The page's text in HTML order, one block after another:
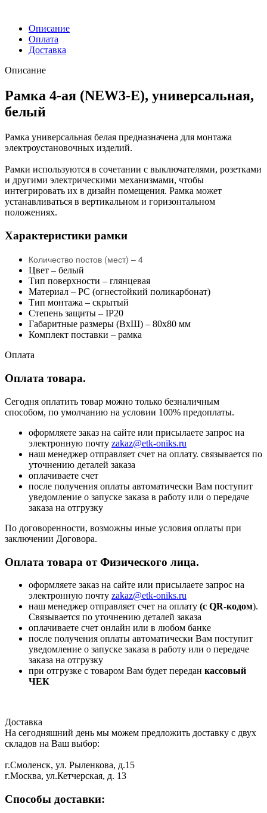
Описание
Оплата
Доставка
Описание
Рамка 4-ая (NEW3-E), универсальная,
белый
Рамка универсальная белая предназначена для монтажа
электроустановочных изделий.
Рамки используются в сочетании с выключателями, розетками
и другими электрическими механизмами, чтобы
интегрировать их в дизайн помещения. Рамка может
устанавливаться в вертикальном и горизонтальном
положениях.
Характеристики рамки
Количество постов (мест) – 4
Цвет – белый
Тип поверхности – глянцевая
Материал – PC (огнестойкий поликарбонат)
Тип монтажа – скрытый
Степень защиты – IP20
Габаритные размеры (ВхШ) – 80х80 мм
Комплект поставки – рамка
Оплата
Оплата товара.
Сегодня оплатить товар можно только безналичным
способом, по умолчанию на условии 100% предоплаты.
оформляете заказ на сайте или присылаете запрос на
электронную почту zakaz@etk-oniks.ru
наш менеджер отправляет счет на оплату. связывается по
уточнению деталей заказа
оплачиваете счет
после получения оплаты автоматически Вам поступит
уведомление о запуске заказа в работу или о передаче
заказа на отгрузку
По договоренности, возможны иные условия оплаты при
заключении Договора.
Оплата товара от Физического лица.
оформляете заказ на сайте или присылаете запрос на
электронную почту zakaz@etk-oniks.ru
наш менеджер отправляет счет на оплату (с QR-кодом).
Связывается по уточнению деталей заказа
оплачиваете счет онлайн или в любом банке
после получения оплаты автоматически Вам поступит
уведомление о запуске заказа в работу или о передаче
заказа на отгрузку
при отгрузке с товаром Вам будет передан кассовый
ЧЕК
Доставка
На сегодняшний день мы можем предложить доставку с двух
складов на Ваш выбор:
г.Смоленск, ул. Рыленкова, д.15
г.Москва, ул.Кетчерская, д. 13
Способы доставки: